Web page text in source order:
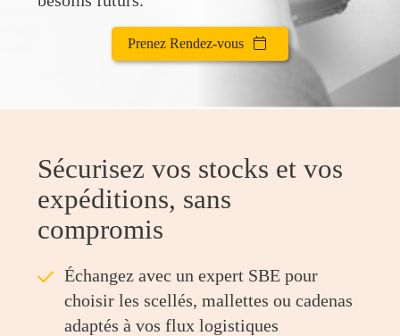
Prenez Rendez-vous
Sécurisez vos stocks et vos
expéditions, sans
compromis
ü
Échangez avec un expert SBE pour
choisir les scellés, mallettes ou cadenas
adaptés à vos flux logistiques